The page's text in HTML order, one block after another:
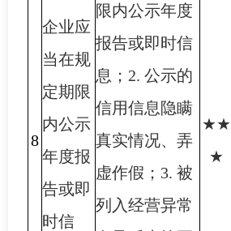
8
企业应
当在规
定期限
内公示
年度报
告或即
时信
限内公示年度
报告或即时信
息；2. 公示的
信用信息隐瞒
真实情况、弄
虚作假；3. 被
列入经营异常
★★
★